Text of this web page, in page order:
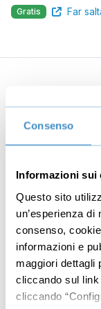
Consenso
Informazioni sui
Questo sito
un’esperienza
consenso,
informazioni e
maggiori dettagli
cliccando sul
cliccando
Gratis Far
Mindset
Imprenditoria
Branding
Leadership
Business
Marketing
Produttività